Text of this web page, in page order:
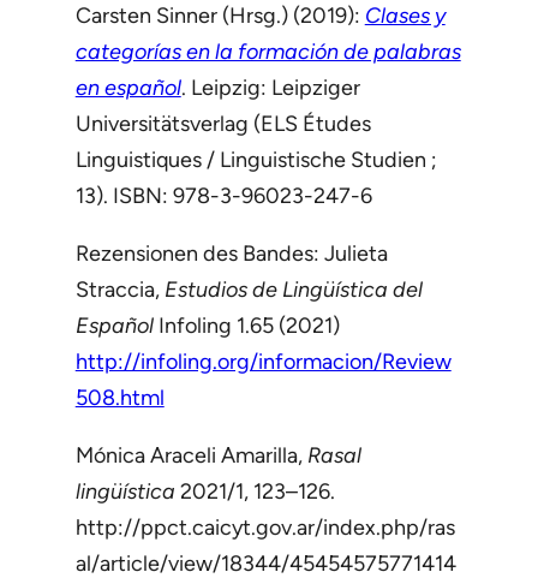
Carsten Sinner (Hrsg.) (2019): Clases y
categorías en la formación de palabras
en español. Leipzig: Leipziger
Universitätsverlag (ELS Études
Linguistiques / Linguistische Studien ;
13). ISBN: 978-3-96023-247-6
Rezensionen des Bandes: Julieta
Straccia, Estudios de Lingüística del
Español Infoling 1.65 (2021)
http://infoling.org/informacion/Review
508.html
Mónica Araceli Amarilla, Rasal
lingüística 2021/1, 123–126.
http://ppct.caicyt.gov.ar/index.php/ras
al/article/view/18344/45454575771414